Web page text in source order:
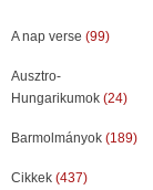
A nap verse (99)
Ausztro-
Hungarikumok (24)
Barmolmányok (189)
Cikkek (437)